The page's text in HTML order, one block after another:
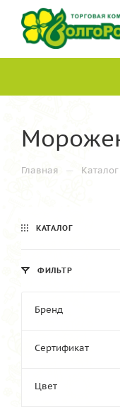
Главная — Каталог
КАТАЛОГ
ФИЛЬТР
Бренд
Сертификат
Цвет